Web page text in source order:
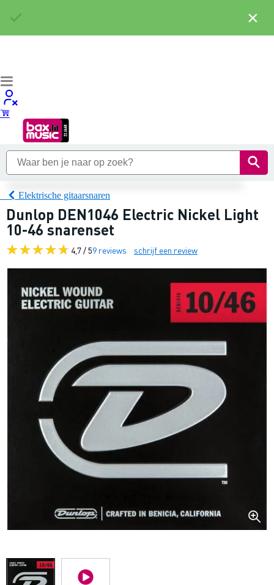
Elektrische gitaarsnaren
Dunlop DEN1046 Electric Nickel Light
10-46 snarenset
4,7 / 59 reviews schrijf een review
×